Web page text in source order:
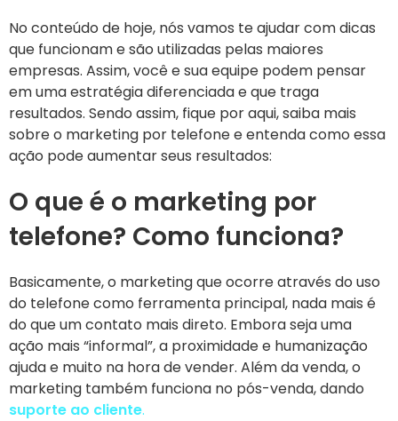
No conteúdo de hoje, nós vamos te ajudar com dicas
que funcionam e são utilizadas pelas maiores
empresas. Assim, você e sua equipe podem pensar
em uma estratégia diferenciada e que traga
resultados. Sendo assim, fique por aqui, saiba mais
sobre o marketing por telefone e entenda como essa
ação pode aumentar seus resultados:
O que é o marketing por
telefone? Como funciona?
Basicamente, o marketingque ocorre através do uso
do telefone como ferramenta principal, nada mais é
do que um contato mais direto. Embora seja uma
ação mais “informal”, a proximidade e humanização
ajuda e muito na hora de vender. Além da venda, o
marketing também funciona no pós-venda, dando
suporte ao cliente.